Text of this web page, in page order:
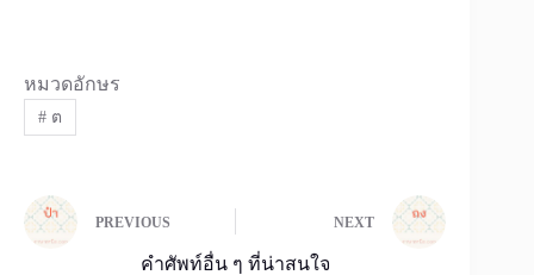
หมวดอักษร
#ต
PREVIOUS NEXT
คำศัพท์อื่น ๆ ที่น่าสนใจ